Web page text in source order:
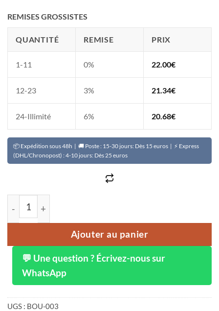
REMISES GROSSISTES
QUANTITÉ REMISE PRIX
1-11 0% 22.00€
12-23 3% 21.34€
24-Illimité 6% 20.68€
📦 Expédition sous 48h | 🚚 Poste : 15-30 jours: Dès 15 euros | ⚡ Express
(DHL/Chronopost) : 4-10 jours: Dès 25 euros
Ajouter au panier
💬 Une question ? Écrivez-nous sur
WhatsApp
UGS : BOU-003